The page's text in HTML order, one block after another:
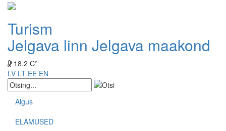
Turism
Jelgava linn Jelgava maakond
18.2 C°
LV LT EE EN
Algus
ELAMUSED